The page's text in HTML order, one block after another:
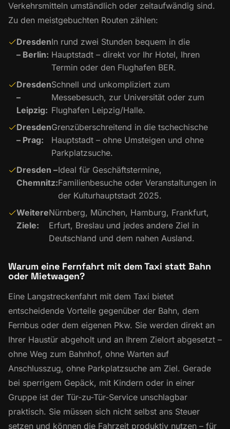
Verkehrsmitteln umständlich oder zeitaufwändig sind.
Zu den meistgebuchten Routen zählen:
Dresden
– Berlin:
In rund zwei Stunden bequem in die
Hauptstadt – direkt vor Ihr Hotel, Ihren
Termin oder den Flughafen BER.
Dresden
–
Leipzig:
Schnell und unkompliziert zum
Messebesuch, zur Universität oder zum
Flughafen Leipzig/Halle.
Dresden
– Prag:
Grenzüberschreitend in die tschechische
Hauptstadt – ohne Umsteigen und ohne
Parkplatzsuche.
Dresden –
Chemnitz:
Ideal für Geschäftstermine,
Familienbesuche oder Veranstaltungen in
der Kulturhauptstadt 2025.
Weitere
Ziele:
Nürnberg, München, Hamburg, Frankfurt,
Erfurt, Breslau und jedes andere Ziel in
Deutschland und dem nahen Ausland.
Warum eine Fernfahrt mit dem Taxi statt Bahn
oder Mietwagen?
Eine Langstreckenfahrt mit dem Taxi bietet
entscheidende Vorteile gegenüber der Bahn, dem
Fernbus oder dem eigenen Pkw. Sie werden direkt an
Ihrer Haustür abgeholt und an Ihrem Zielort abgesetzt –
ohne Weg zum Bahnhof, ohne Warten auf
Anschlusszug, ohne Parkplatzsuche am Ziel. Gerade
bei sperrigem Gepäck, mit Kindern oder in einer
Gruppe ist der Tür-zu-Tür-Service unschlagbar
praktisch. Sie müssen sich nicht selbst ans Steuer
setzen und können die Fahrzeit produktiv nutzen – für